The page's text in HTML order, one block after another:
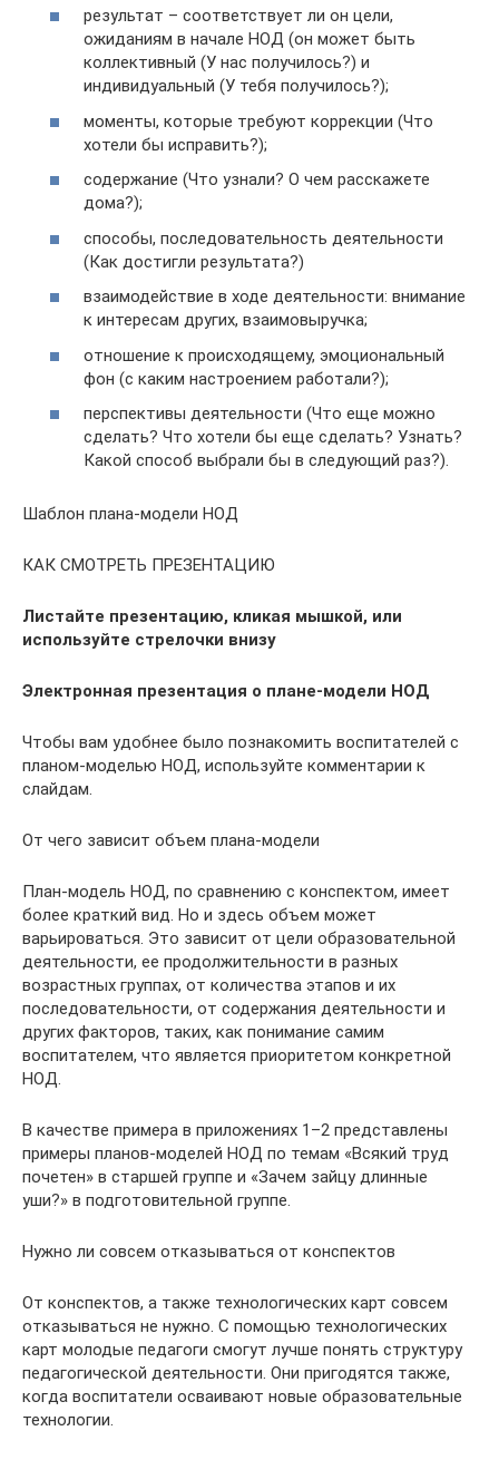
результат – соответствует ли он цели,
ожиданиям в начале НОД (он может быть
коллективный (У нас получилось?) и
индивидуальный (У тебя получилось?);
моменты, которые требуют коррекции (Что
хотели бы исправить?);
содержание (Что узнали? О чем расскажете
дома?);
способы, последовательность деятельности
(Как достигли результата?)
взаимодействие в ходе деятельности: внимание
к интересам других, взаимовыручка;
отношение к происходящему, эмоциональный
фон (с каким настроением работали?);
перспективы деятельности (Что еще можно
сделать? Что хотели бы еще сделать? Узнать?
Какой способ выбрали бы в следующий раз?).
Шаблон плана-модели НОД
КАК СМОТРЕТЬ ПРЕЗЕНТАЦИЮ
Листайте презентацию, кликая мышкой, или
используйте стрелочки внизу
Электронная презентация о плане-модели НОД
Чтобы вам удобнее было познакомить воспитателей с
планом-моделью НОД, используйте комментарии к
слайдам.
От чего зависит объем плана-модели
План-модель НОД, по сравнению с конспектом, имеет
более краткий вид. Но и здесь объем может
варьироваться. Это зависит от цели образовательной
деятельности, ее продолжительности в разных
возрастных группах, от количества этапов и их
последовательности, от содержания деятельности и
других факторов, таких, как понимание самим
воспитателем, что является приоритетом конкретной
НОД.
В качестве примера в приложениях 1–2 представлены
примеры планов-моделей НОД по темам «Всякий труд
почетен» в старшей группе и «Зачем зайцу длинные
уши?» в подготовительной группе.
Нужно ли совсем отказываться от конспектов
От конспектов, а также технологических карт совсем
отказываться не нужно. С помощью технологических
карт молодые педагоги смогут лучше понять структуру
педагогической деятельности. Они пригодятся также,
когда воспитатели осваивают новые образовательные
технологии.